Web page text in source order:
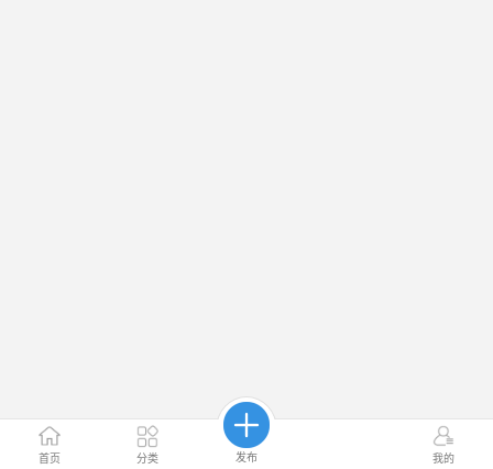
首页 分类 发布 我的